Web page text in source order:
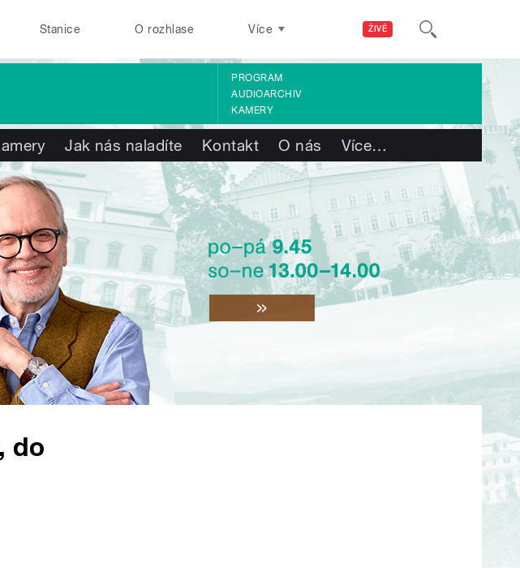
ŽIVĚ
Stanice O rozhlase Více
PROGRAM
AUDIOARCHIV
KAMERY
Jak nás naladíte Kontakt O nás Více…
do